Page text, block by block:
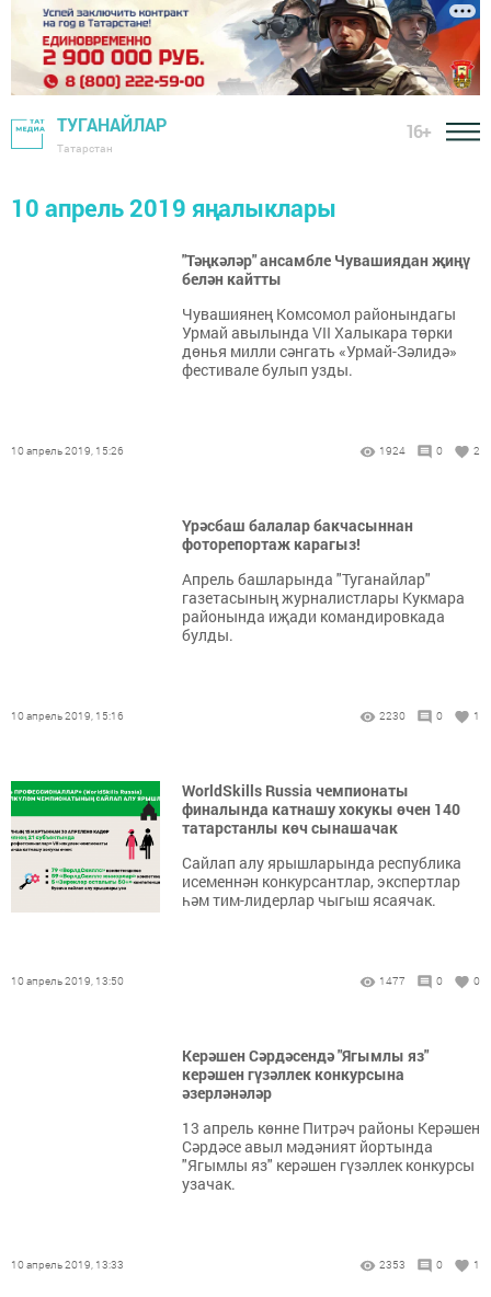
ТУГАНАЙЛАР
Татарстан
16+
10 апрель 2019 яңалыклары
"Тәңкәләр" ансамбле Чувашиядан җиңү
белән кайтты
Чувашиянең Комсомол районындагы
Урмай авылында VII Халыкара төрки
дөнья милли сәнгать «Урмай-Зәлидә»
фестивале булып узды.
10 апрель 2019, 15:26 1924 0 2
Үрәсбаш балалар бакчасыннан
фоторепортаж карагыз!
Апрель башларында "Туганайлар"
газетасының журналистлары Кукмара
районында иҗади командировкада
булды.
10 апрель 2019, 15:16 2230 0 1
WorldSkills Russia чемпионаты
финалында катнашу хокукы өчен 140
татарстанлы көч сынашачак
Сайлап алу ярышларында республика
исеменнән конкурсантлар, экспертлар
һәм тим-лидерлар чыгыш ясаячак.
10 апрель 2019, 13:50 1477 0 0
Керәшен Сәрдәсендә "Ягымлы яз"
керәшен гүзәллек конкурсына
әзерләнәләр
13 апрель көнне Питрәч районы Керәшен
Сәрдәсе авыл мәдәният йортында
"Ягымлы яз" керәшен гүзәллек конкурсы
узачак.
10 апрель 2019, 13:33 2353 0 1